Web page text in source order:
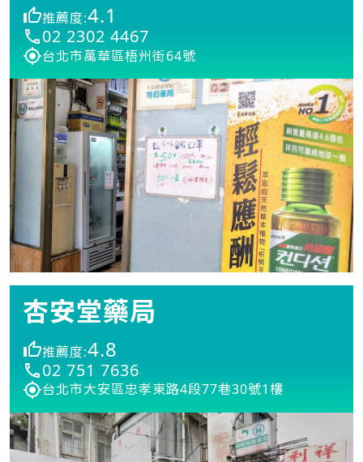
推薦度:4.1
02 2302 4467
台北市萬華區梧州街64號
杏安堂藥局
推薦度:4.8
02 751 7636
台北市大安區忠孝東路4段77巷30號1樓